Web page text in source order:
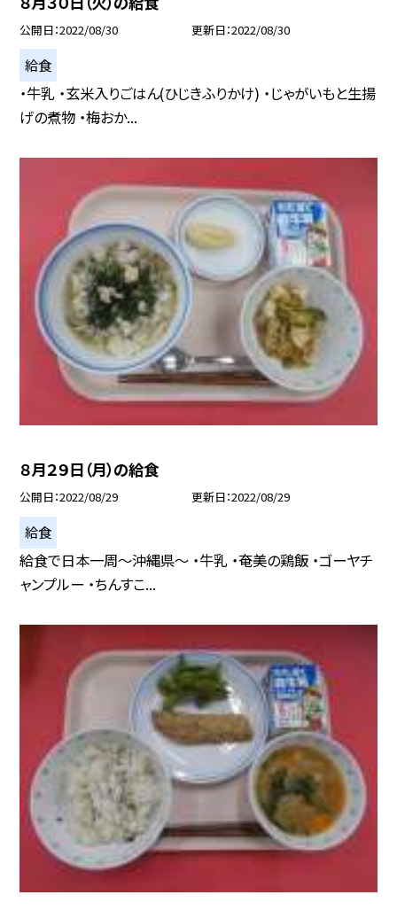
公開日 2022/08/30 更新日 2022/08/30
給食
・牛乳 ・玄米入りごはん(ひじきふりかけ) ・じゃがいもと生揚
げの煮物 ・梅おか...
８月２９日（月）の給食
公開日 2022/08/29 更新日 2022/08/29
給食
給食で日本一周〜沖縄県〜 ・牛乳 ・奄美の鶏飯 ・ゴーヤチ
ャンプルー ・ちんすこ...